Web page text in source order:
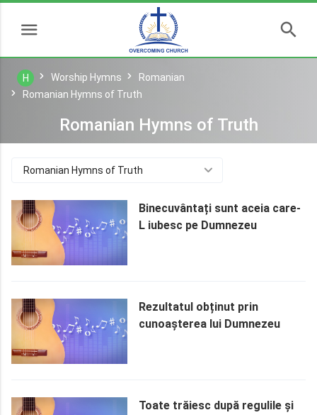
H Worship Hymns
Romanian
Romanian Hymns of Truth
Romanian Hymns of Truth
Romanian Hymns of Truth
Binecuvântați sunt aceia care-
L iubesc pe Dumnezeu
Rezultatul obținut prin
cunoașterea lui Dumnezeu
Toate trăiesc după regulile și